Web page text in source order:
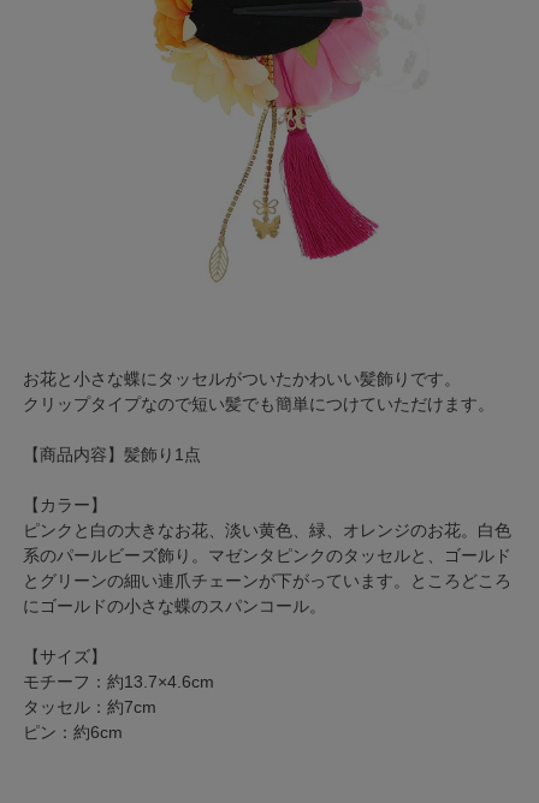
お花と小さな蝶にタッセルがついたかわいい髪飾りです。
クリップタイプなので短い髪でも簡単につけていただけます。
【商品内容】髪飾り1点
【カラー】
ピンクと白の大きなお花、淡い黄色、緑、オレンジのお花。白色
系のパールビーズ飾り。マゼンタピンクのタッセルと、ゴールド
とグリーンの細い連爪チェーンが下がっています。ところどころ
にゴールドの小さな蝶のスパンコール。
【サイズ】
モチーフ：約13.7×4.6cm
タッセル：約7cm
ピン：約6cm